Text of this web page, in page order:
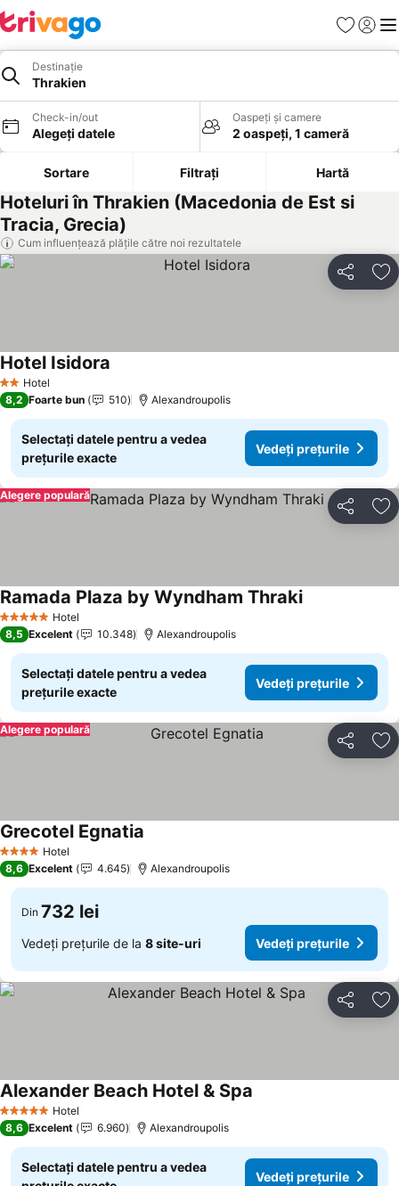
Favorite
Destinație
Thrakien
Check-in/out
Alegeți datele
Oaspeți și camere
2 oaspeți, 1 cameră
Sortare Filtrați Hartă
Hoteluri în Thrakien (Macedonia de Est si
Tracia, Grecia)
Cum influențează plățile către noi rezultatele
Distribuiți
2 SteleHotel
Hotel Isidora
8,2 Foarte bun 510 Alexandroupolis
Selectați datele pentru a vedea
prețurile exacte
Vedeți prețurile
Distribuiți
Alegere populară
5 Stele Hotel
Ramada Plaza by Wyndham Thraki
8,5 Excelent 10.348 Alexandroupolis
Selectați datele pentru a vedea
prețurile exacte
Vedeți prețurile
Distribuiți
Alegere populară
4 Stele Hotel
Grecotel Egnatia
8,6 Excelent 4.645 Alexandroupolis
Din 732 lei
Vedeți prețurile de la 8 site-uri Vedeți prețurile
Distribuiți
5 Stele Hotel
Alexander Beach Hotel & Spa
8,6 Excelent 6.960 Alexandroupolis
Selectați datele pentru a vedea
Vedeți prețurile